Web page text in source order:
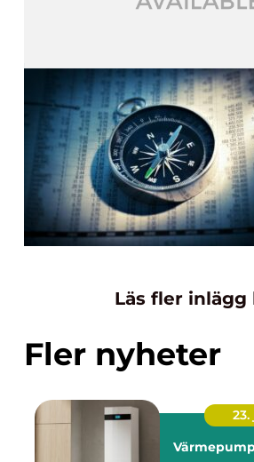
Läs fler inlägg
Fler nyheter
23.